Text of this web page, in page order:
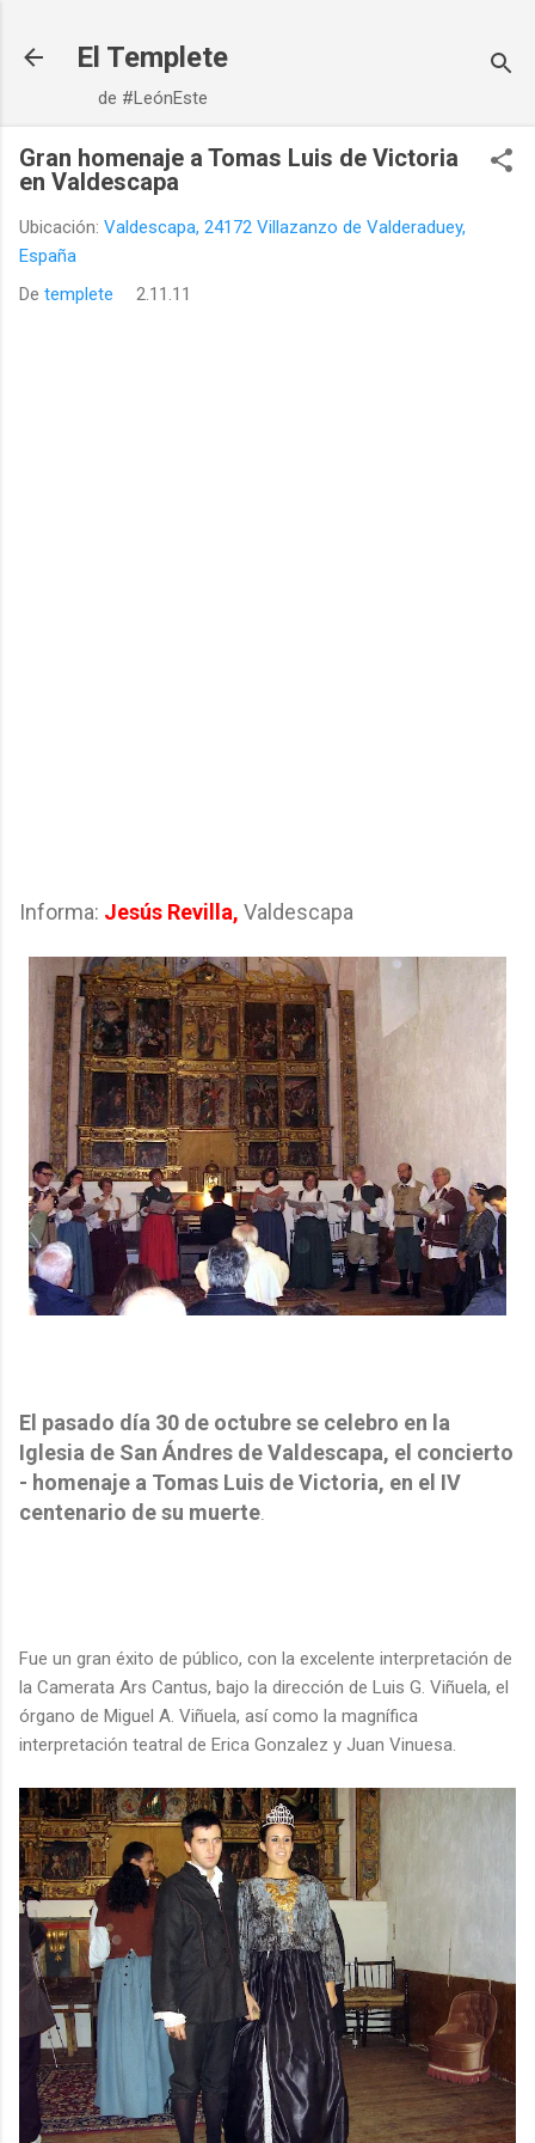
El Templete
de #LeónEste
Gran homenaje a Tomas Luis de Victoria
en Valdescapa
Ubicación: Valdescapa, 24172 Villazanzo de Valderaduey,
España
De templete 2.11.11
Informa: Jesús Revilla, Valdescapa
El pasado día 30 de octubre se celebro en la
Iglesia de San Ándres de Valdescapa, el concierto
- homenaje a Tomas Luis de Victoria, en el IV
centenario de su muerte.
Fue un gran éxito de público, con la excelente interpretación de
la Camerata Ars Cantus, bajo la dirección de Luis G. Viñuela, el
órgano de Miguel A. Viñuela, así como la magnífica
interpretación teatral de Erica Gonzalez y Juan Vinuesa.